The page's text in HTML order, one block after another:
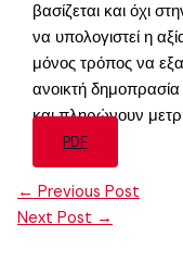
βασίζεται και όχι
να υπολογιστεί η
μόνος τρόπος να
ανοικτή δημοπρασία
και πληρώνουν
PDF
← Previous Post
Next Post →